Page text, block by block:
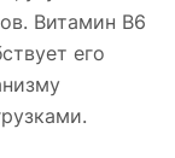
Витамин В6
его